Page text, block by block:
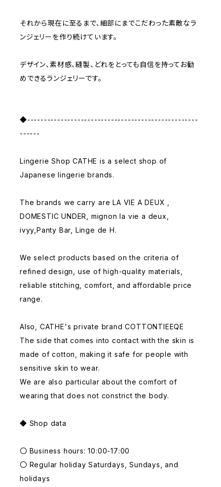
それから現在に至るまで、細部にまでこだわった素敵なラ
ンジェリーを作り続けています。
デザイン、素材感、縫製、どれをとっても自信を持ってお勧
めできるランジェリーです。
◆---------------------------------------------------
------
Lingerie Shop CATHE is a select shop of
Japanese lingerie brands.
The brands we carry are LA VIE A DEUX ,
DOMESTIC UNDER, mignon la vie a deux,
ivyy,Panty Bar, Linge de H.
We select products based on the criteria of
refined design, use of high-quality materials,
reliable stitching, comfort, and affordable price
range.
Also, CATHE's private brand COTTONTIEEQE
The side that comes into contact with the skin is
made of cotton, making it safe for people with
sensitive skin to wear.
We are also particular about the comfort of
wearing that does not constrict the body.
◆ Shop data
〇 Business hours: 10:00-17:00
〇 Regular holiday Saturdays, Sundays, and
holidays